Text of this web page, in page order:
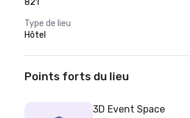
821
Type de lieu
Hôtel
Points forts du lieu
3D Event Space